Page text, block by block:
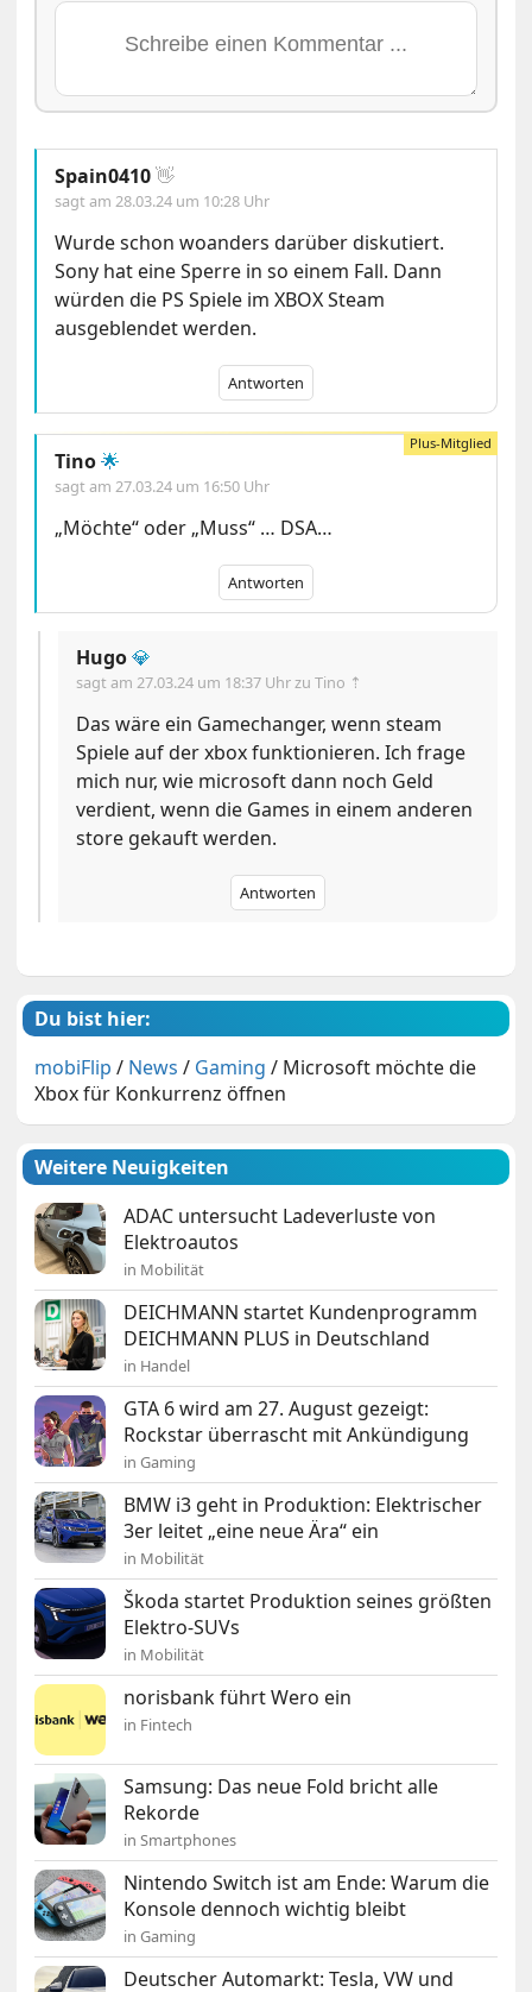
Spain0410👋
sagt am28.03.24 um 10:28 Uhr
Wurde schon woanders darüber diskutiert.
Sony hat eine Sperre in so einem Fall. Dann
würden die PS Spiele im XBOX Steam
ausgeblendet werden.
Antworten
Tino🌟
sagt am27.03.24 um 16:50 Uhr
„Möchte“ oder „Muss“ … DSA…
Antworten
Hugo💎
sagt am27.03.24 um 18:37 Uhrzu Tino ⇡
Das wäre ein Gamechanger, wenn steam
Spiele auf der xbox funktionieren. Ich frage
mich nur, wie microsoft dann noch Geld
verdient, wenn die Games in einem anderen
store gekauft werden.
Antworten
Du bist hier:
mobiFlip / News / Gaming / Microsoft möchte die
Xbox für Konkurrenz öffnen
Weitere Neuigkeiten
ADAC untersucht Ladeverluste von
Elektroautos
in Mobilität
DEICHMANN startet Kundenprogramm
DEICHMANN PLUS in Deutschland
in Handel
GTA 6 wird am 27. August gezeigt:
Rockstar überrascht mit Ankündigung
in Gaming
BMW i3 geht in Produktion: Elektrischer
3er leitet „eine neue Ära“ ein
in Mobilität
Škoda startet Produktion seines größten
Elektro-SUVs
in Mobilität
norisbank führt Wero ein
in Fintech
Samsung: Das neue Fold bricht alle
Rekorde
in Smartphones
Nintendo Switch ist am Ende: Warum die
Konsole dennoch wichtig bleibt
in Gaming
Deutscher Automarkt: Tesla, VW und